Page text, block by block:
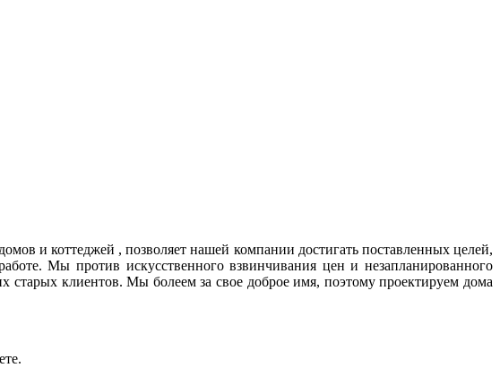
и коттеджей , позволяет нашей компании достигать поставленных целей,
Мы против искусственного взвинчивания цен и незапланированного
старых клиентов. Мы болеем за свое доброе имя, поэтому проектируем дома